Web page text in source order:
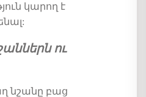
կարող է
:
ու
նշանը բաց